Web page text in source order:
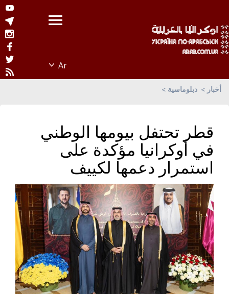
أخبار دبلوماسية
قطر تحتفل بيومها الوطني
في أوكرانيا مؤكدة على
استمرار دعمها لكييف